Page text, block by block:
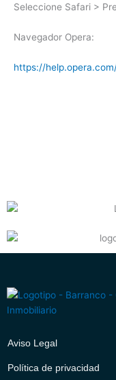
Seleccione Safari >
Navegador Opera:
https://
Aviso Legal
Política de privacidad